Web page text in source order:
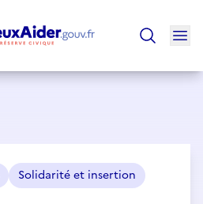
Solidarité et insertion